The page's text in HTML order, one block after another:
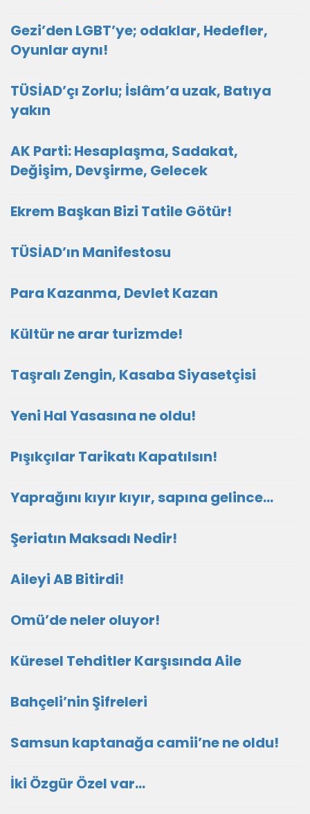
Gezi’den LGBT’ye; odaklar, Hedefler,
Oyunlar aynı!
TÜSİAD’çı Zorlu; İslâm’a uzak, Batıya
yakın
AK Parti: Hesaplaşma, Sadakat,
Değişim, Devşirme, Gelecek
Ekrem Başkan Bizi Tatile Götür!
TÜSİAD’ın Manifestosu
Para Kazanma, Devlet Kazan
Kültür ne arar turizmde!
Taşralı Zengin, Kasaba Siyasetçisi
Yeni Hal Yasasına ne oldu!
Pışıkçılar Tarikatı Kapatılsın!
Yaprağını kıyır kıyır, sapına gelince…
Şeriatın Maksadı Nedir!
Aileyi AB Bitirdi!
Omü’de neler oluyor!
Küresel Tehditler Karşısında Aile
Bahçeli’nin Şifreleri
Samsun kaptanağa camii’ne ne oldu!
İki Özgür Özel var…